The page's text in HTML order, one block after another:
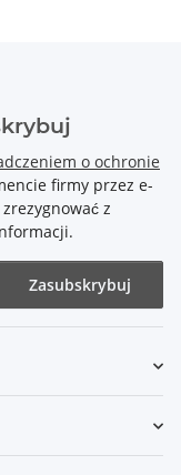
o ochronie
firmy przez e-
z
Zasubskrybuj